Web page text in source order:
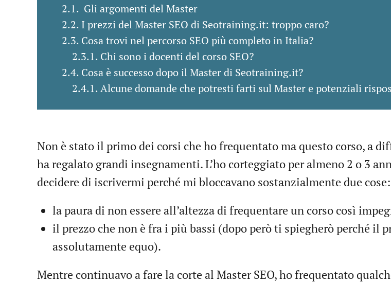
Gli argomenti del Master
I prezzi del Master SEO di Seotraining.it: troppo caro?
Cosa trovi nel percorso SEO più completo in Italia?
Chi sono i docenti del corso SEO?
Cosa è successo dopo il Master di Seotraining.it?
Alcune domande che potresti farti sul Master e potenziali
Non è stato il primo dei corsi che ho frequentato ma questo corso, a
ha regalato grandi insegnamenti. L’ho corteggiato per almeno 2 o 3
decidere di iscrivermi perché mi bloccavano sostanzialmente due cose:
la paura di non essere all’altezza di frequentare un corso così
il prezzo che non è fra i più bassi (dopo però ti spiegherò perché il
assolutamente equo).
Mentre continuavo a fare la corte al Master SEO, ho frequentato